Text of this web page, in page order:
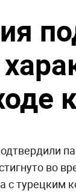
во
с турецким